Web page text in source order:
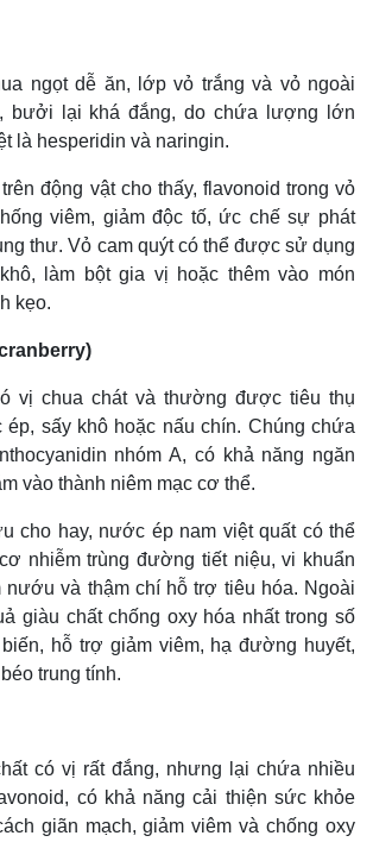
ngọt dễ ăn, lớp vỏ trắng và vỏ ngoài
bưởi lại khá đắng, do chứa lượng lớn
là hesperidin và naringin.
động vật cho thấy, flavonoid trong vỏ
viêm, giảm độc tố, ức chế sự phát
thư. Vỏ cam quýt có thể được sử dụng
làm bột gia vị hoặc thêm vào món
kẹo.
vị chua chát và thường được tiêu thụ
sấy khô hoặc nấu chín. Chúng chứa
nhóm A, có khả năng ngăn
vào thành niêm mạc cơ thể.
cho hay, nước ép nam việt quất có thể
nhiễm trùng đường tiết niệu, vi khuẩn
nướu và thậm chí hỗ trợ tiêu hóa. Ngoài
giàu chất chống oxy hóa nhất trong số
hỗ trợ giảm viêm, hạ đường huyết,
trung tính.
có vị rất đắng, nhưng lại chứa nhiều
có khả năng cải thiện sức khỏe
giãn mạch, giảm viêm và chống oxy